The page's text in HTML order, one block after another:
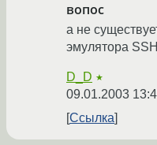
вопос
а не
эмулятора
D_D ★
09.01.2003
Ссылка